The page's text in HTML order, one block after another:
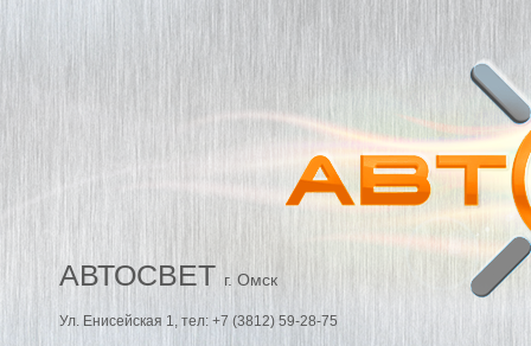
АВТОСВЕТ г. Омск
Ул. Енисейская 1, тел: +7 (3812) 59-28-75